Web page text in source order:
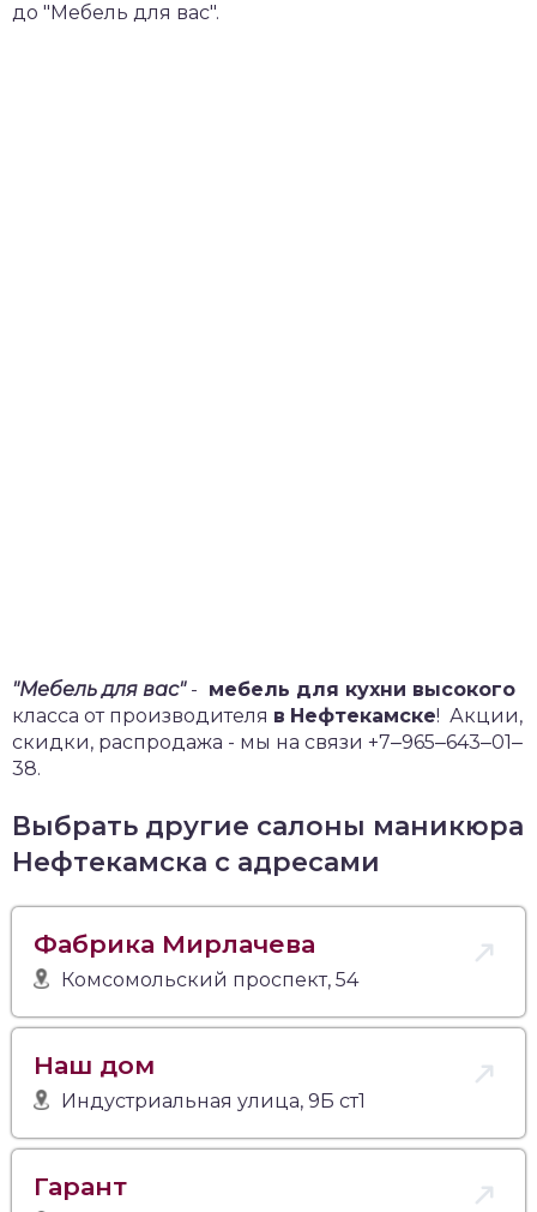
до "Мебель для вас".
"Мебель для вас"- мебель для кухни высокого
класса от производителя в Нефтекамске! Акции,
скидки, распродажа - мы на связи +7‒965‒643‒01‒
38.
Выбрать другие салоны маникюра
Нефтекамска с адресами
Фабрика Мирлачева
Комсомольский проспект, 54
Наш дом
Индустриальная улица, 9Б ст1
Гарант